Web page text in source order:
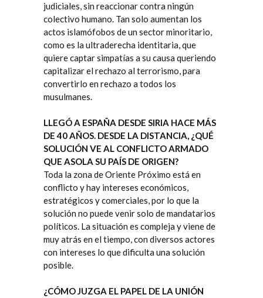
judiciales, sin reaccionar contra ningún
colectivo humano. Tan solo aumentan los
actos islamófobos de un sector minoritario,
como es la ultraderecha identitaria, que
quiere captar simpatías a su causa queriendo
capitalizar el rechazo al terrorismo, para
convertirlo en rechazo a todos los
musulmanes.
LLEGÓ A ESPAÑA DESDE SIRIA HACE MÁS
DE 40 AÑOS. DESDE LA DISTANCIA, ¿QUÉ
SOLUCIÓN VE AL CONFLICTO ARMADO
QUE ASOLA SU PAÍS DE ORIGEN?
Toda la zona de Oriente Próximo está en
conflicto y hay intereses económicos,
estratégicos y comerciales, por lo que la
solución no puede venir solo de mandatarios
políticos. La situación es compleja y viene de
muy atrás en el tiempo, con diversos actores
con intereses lo que dificulta una solución
posible.
¿CÓMO JUZGA EL PAPEL DE LA UNIÓN